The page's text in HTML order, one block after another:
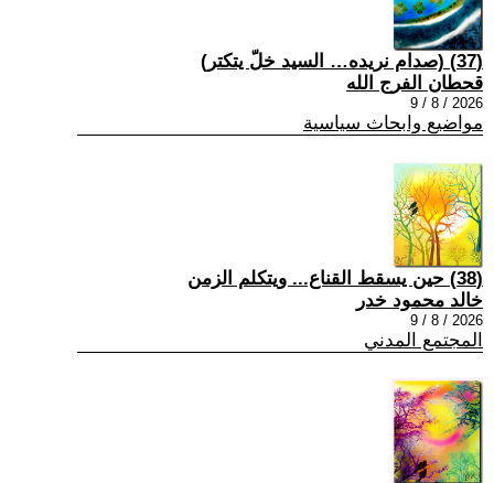
(37) (صدام نريده… السيد خلّ يتكتر)
قحطان الفرج الله
2026 / 8 / 9
مواضيع وابحاث سياسية
(38) حين يسقط القناع... ويتكلم الزمن
خالد محمود خدر
2026 / 8 / 9
المجتمع المدني